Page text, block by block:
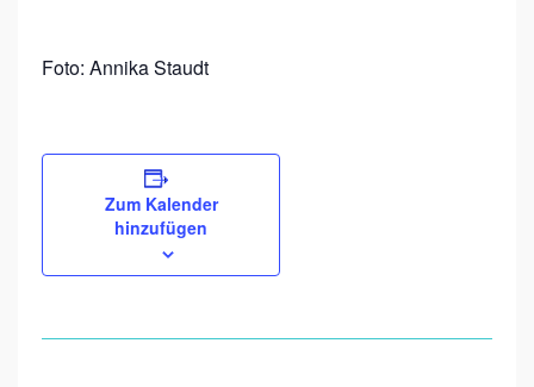
N
M
T
M
C
Foto: Annika Staudt
Zum Kalender
hinzufügen